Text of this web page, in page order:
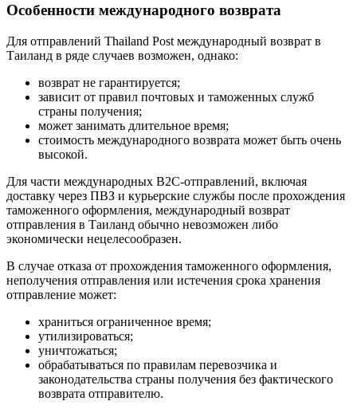
Особенности международного возврата
Для отправлений Thailand Post международный возврат в
Таиланд в ряде случаев возможен, однако:
возврат не гарантируется;
зависит от правил почтовых и таможенных служб
страны получения;
может занимать длительное время;
стоимость международного возврата может быть очень
высокой.
Для части международных B2C-отправлений, включая
доставку через ПВЗ и курьерские службы после прохождения
таможенного оформления, международный возврат
отправления в Таиланд обычно невозможен либо
экономически нецелесообразен.
В случае отказа от прохождения таможенного оформления,
неполучения отправления или истечения срока хранения
отправление может:
храниться ограниченное время;
утилизироваться;
уничтожаться;
обрабатываться по правилам перевозчика и
законодательства страны получения без фактического
возврата отправителю.